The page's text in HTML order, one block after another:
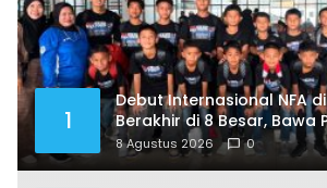
1
Debut Internasional NFA
Berakhir di 8 Besar, Bawa
Pengalaman Berharga
8 Agustus 2026 0